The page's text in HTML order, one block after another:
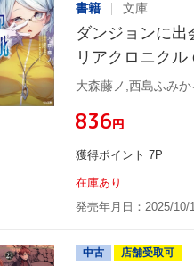
書籍 文庫
ダンジョンに出
リアクロニク
大森藤ノ,西島ふみ
¥836円
獲得ポイント 7P
在庫あり
発売年月日：2025/10/
中古 店舗受取可